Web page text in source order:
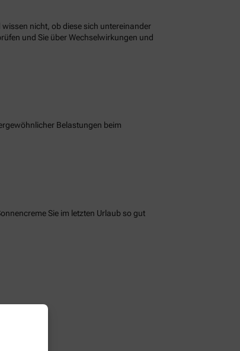
nicht, ob diese sich untereinander
und Sie über Wechselwirkungen und
Belastungen beim
Sie im letzten Urlaub so gut